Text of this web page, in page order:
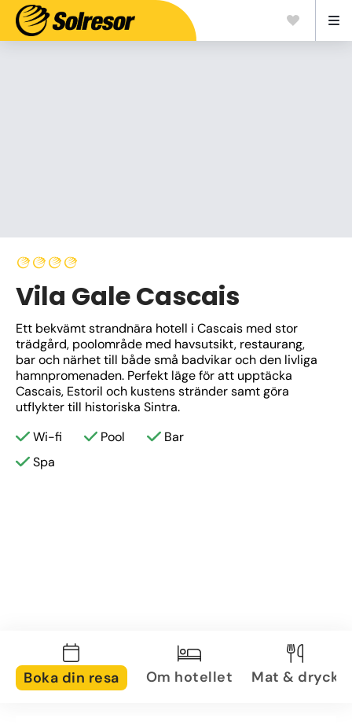
Vila Gale Cascais
Ett bekvämt strandnära hotell i Cascais med stor
trädgård, poolområde med havsutsikt, restaurang,
bar och närhet till både små badvikar och den livliga
hamnpromenaden. Perfekt läge för att upptäcka
Cascais, Estoril och kustens stränder samt göra
utflykter till historiska Sintra.
Wi-fi
Pool
Bar
Spa
Boka din resa Om hotellet Mat & dryck